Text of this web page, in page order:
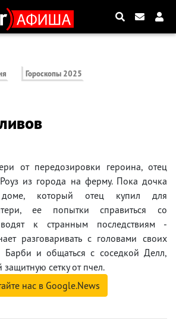
Гороскопы 2025
от передозировки героина, отец
из города на ферму. Пока дочка
который отец купил для
ее попытки справиться со
к странным последствиям -
разговаривать с головами своих
Барби и общаться с соседкой Делл,
сетку от пчел.
нас в Google.News